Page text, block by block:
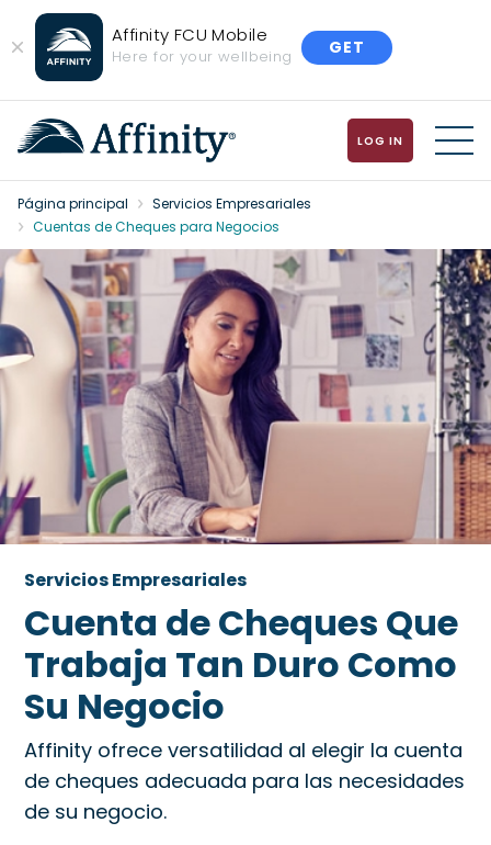
Close
Banner
Affinity FCU Mobile
Here for your wellbeing GET
MENU
LOG IN
Página principal
Servicios Empresariales
Cuentas de Cheques para Negocios
Servicios Empresariales
Cuenta de Cheques Que
Trabaja Tan Duro Como
Su Negocio
Affinity ofrece versatilidad al elegir la cuenta
de cheques adecuada para las necesidades
de su negocio.